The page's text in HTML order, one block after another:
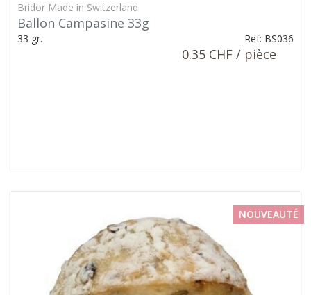
Bridor Made in Switzerland
Ballon Campasine 33g
33 gr. Ref: BS036
0.35 CHF / pièce
NOUVEAUTÉ